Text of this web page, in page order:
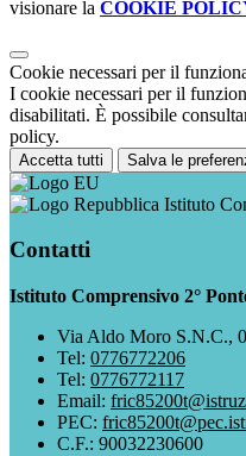
visionare la COOKIE
Cookie necessari per il
I cookie necessari per il
disabilitati. È possibile
policy.
Accetta tutti Salva le
Istituto
Contatti
Istituto Comprensivo 2°
Via Aldo Moro S.N.C.,
Tel: 0776772206
Tel: 0776772117
Email:
PEC:
C.F.: 90032230600